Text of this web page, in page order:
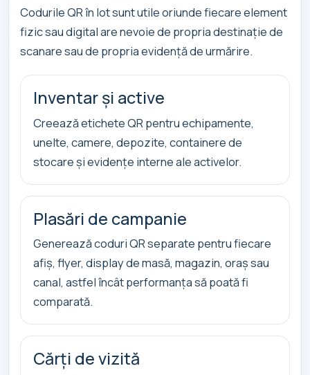
Codurile QR în lot sunt utile oriunde fiecare element
fizic sau digital are nevoie de propria destinație de
scanare sau de propria evidență de urmărire.
Inventar și active
Creează etichete QR pentru echipamente,
unelte, camere, depozite, containere de
stocare și evidențe interne ale activelor.
Plasări de campanie
Generează coduri QR separate pentru fiecare
afiș, flyer, display de masă, magazin, oraș sau
canal, astfel încât performanța să poată fi
comparată.
Cărți de vizită